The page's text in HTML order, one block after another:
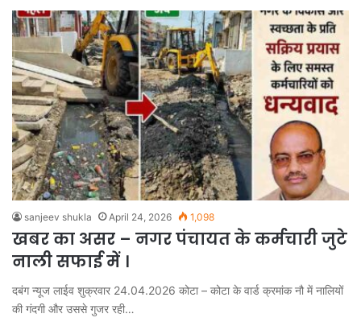
sanjeev shukla April 24, 2026 1,098
खबर का असर – नगर पंचायत के कर्मचारी जुटे
नाली सफाई में ।
दबंग न्यूज लाईव शुक्रवार 24.04.2026 कोटा – कोटा के वार्ड क्रमांक नौ में नालियों
की गंदगी और उससे गुजर रही…